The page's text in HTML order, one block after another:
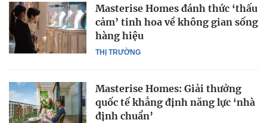
THỊ TRƯỜNG
Masterise Homes đánh thức ‘thấu
cảm’ tinh hoa về không gian sống
hàng hiệu
Masterise Homes: Giải thưởng
quốc tế khẳng định năng lực ‘nhà
định chuẩn’